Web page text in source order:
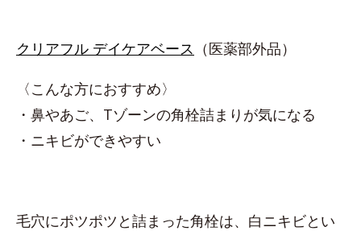
クリアフル デイケアベース （医薬部外品）
〈こんな方におすすめ〉
・鼻やあご、Tゾーンの角栓詰まりが気になる
・ニキビができやすい
毛穴にポツポツと詰まった角栓は、白ニキビとい